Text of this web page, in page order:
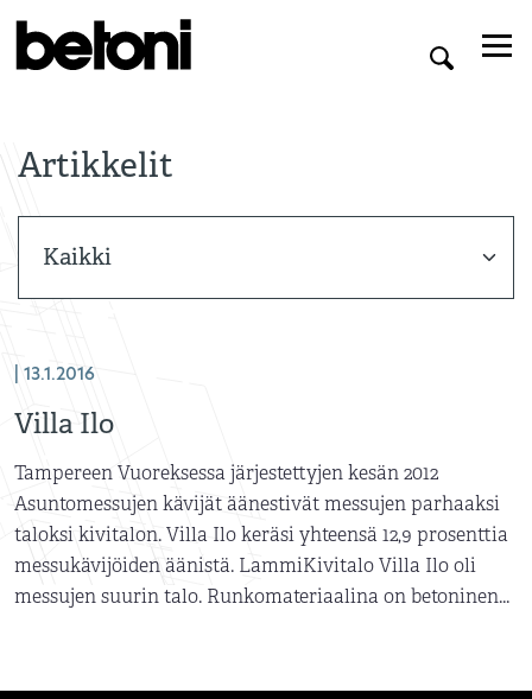
Artikkelit
| 13.1.2016
Villa Ilo
Tampereen Vuoreksessa järjestettyjen kesän 2012
Asuntomessujen kävijät äänestivät messujen parhaaksi
taloksi kivitalon. Villa Ilo keräsi yhteensä 12,9 prosenttia
messukävijöiden äänistä. LammiKivitalo Villa Ilo oli
messujen suurin talo. Runkomateriaalina on betoninen...